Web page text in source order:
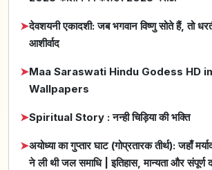
➤देवशयनी एकादशी: जब भगवान विष्णु सोते हैं, तो
आशीर्वाद
➤Maa Saraswati Hindu Godess HD
Wallpapers
➤Spiritual Story : नन्ही चिड़िया की भक्ति
➤अयोध्या का गुप्तार घाट (गोप्रतारक तीर्थ): जहाँ
ने ली थी जल समाधि | इतिहास, मान्यता और संपूर्ण